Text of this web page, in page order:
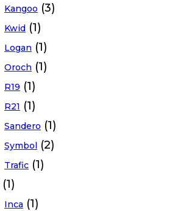
Kangoo (3)
Kwid (1)
Logan (1)
Oroch (1)
R19 (1)
R21 (1)
Sandero (1)
Symbol (2)
Trafic (1)
(1)
Inca (1)